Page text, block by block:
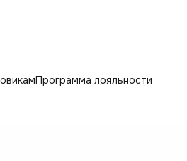
Программа лояльности